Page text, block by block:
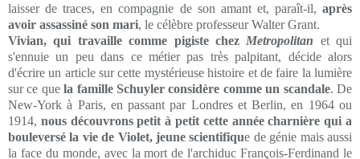
laisser de traces, en compagnie de son amant et, paraît-il, après
avoir assassiné son mari, le célèbre professeur Walter Grant.
Vivian, qui travaille comme pigiste chez Metropolitan et qui
s'ennuie un peu dans ce métier pas très palpitant, décide alors
d'écrire un article sur cette mystérieuse histoire et de faire la lumière
sur ce quela famille Schuyler considère comme un scandale. De
New-York à Paris, en passant par Londres et Berlin, en 1964 ou
1914, nous découvrons petit à petit cette année charnière qui a
bouleversé la vie de Violet, jeune scientifique de génie mais aussi
la face du monde, avec la mort de l'archiduc François-Ferdinand le